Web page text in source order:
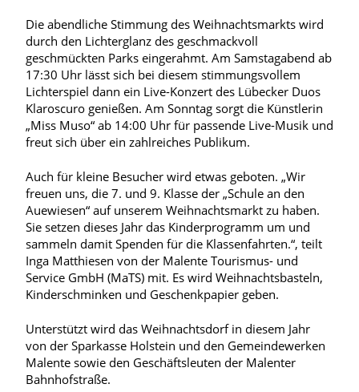
Die abendliche Stimmung des Weihnachtsmarkts wird
durch den Lichterglanz des geschmackvoll
geschmückten Parks eingerahmt. Am Samstagabend ab
17:30 Uhr lässt sich bei diesem stimmungsvollem
Lichterspiel dann ein Live-Konzert des Lübecker Duos
Klaroscuro genießen. Am Sonntag sorgt die Künstlerin
„Miss Muso“ ab 14:00 Uhr für passende Live-Musik und
freut sich über ein zahlreiches Publikum.
Auch für kleine Besucher wird etwas geboten. „Wir
freuen uns, die 7. und 9. Klasse der „Schule an den
Auewiesen“ auf unserem Weihnachtsmarkt zu haben.
Sie setzen dieses Jahr das Kinderprogramm um und
sammeln damit Spenden für die Klassenfahrten.“, teilt
Inga Matthiesen von der Malente Tourismus- und
Service GmbH (MaTS) mit. Es wird Weihnachtsbasteln,
Kinderschminken und Geschenkpapier geben.
Unterstützt wird das Weihnachtsdorf in diesem Jahr
von der Sparkasse Holstein und den Gemeindewerken
Malente sowie den Geschäftsleuten der Malenter
Bahnhofstraße.